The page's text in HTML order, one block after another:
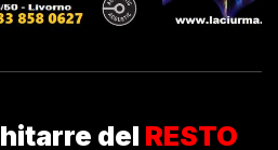
del RESTO